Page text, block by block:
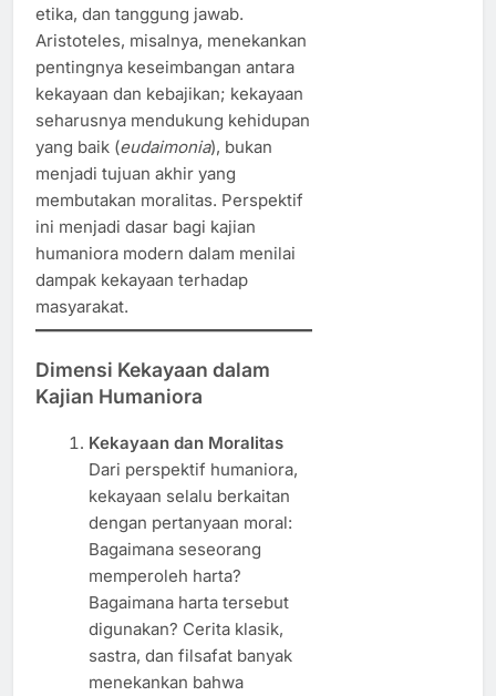
etika, dan tanggung jawab.
Aristoteles, misalnya, menekankan
pentingnya keseimbangan antara
kekayaan dan kebajikan; kekayaan
seharusnya mendukung kehidupan
yang baik (eudaimonia), bukan
menjadi tujuan akhir yang
membutakan moralitas. Perspektif
ini menjadi dasar bagi kajian
humaniora modern dalam menilai
dampak kekayaan terhadap
masyarakat.
Dimensi Kekayaan dalam
Kajian Humaniora
Kekayaan dan Moralitas
Dari perspektif humaniora,
kekayaan selalu berkaitan
dengan pertanyaan moral:
Bagaimana seseorang
memperoleh harta?
Bagaimana harta tersebut
digunakan? Cerita klasik,
sastra, dan filsafat banyak
menekankan bahwa